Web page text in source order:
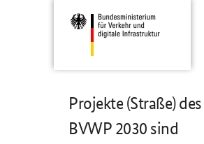
Projekte (Straße)
BVWP 2030 sind